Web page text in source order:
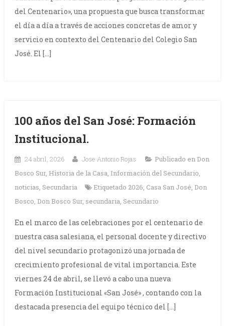
del Centenario», una propuesta que busca transformar
el día a día a través de acciones concretas de amor y
servicio en contexto del Centenario del Colegio San
José. El […]
100 años del San José: Formación
Institucional.
24 abril, 2026 Jose Antonio Rojas Publicado en Don
Bosco Sur, Historia de la Casa, Información del Secundario,
noticias, Secundaria Etiquetado 2026, Casa San José, Don
Bosco, Don Bosco Sur, secundaria, Secundario
En el marco de las celebraciones por el centenario de
nuestra casa salesiana, el personal docente y directivo
del nivel secundario protagonizó una jornada de
crecimiento profesional de vital importancia. Este
viernes 24 de abril, se llevó a cabo una nueva
Formación Institucional «San José» , contando con la
destacada presencia del equipo técnico del […]